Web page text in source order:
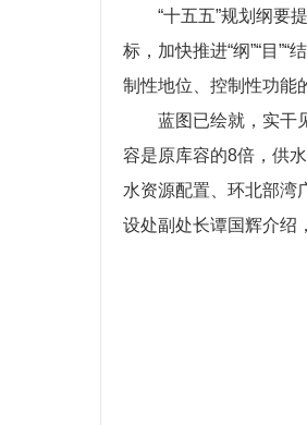
“十五五”规划纲要
标，加快推进“纲”“目
制性地位、控制性功能
蓝图已绘就，实干
容是原库容的8倍，供
水资源配置、环北部湾
设处副处长谭国辉介绍